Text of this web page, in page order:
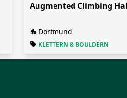
Augmented Climbing
Dortmund
KLETTERN & BOULDERN